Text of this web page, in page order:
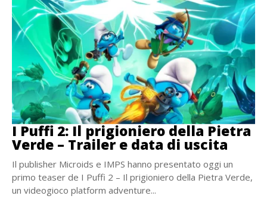
I Puffi 2: Il prigioniero della Pietra
Verde – Trailer e data di uscita
Il publisher Microids e IMPS hanno presentato oggi un
primo teaser de I Puffi 2 – Il prigioniero della Pietra Verde,
un videogioco platform adventure...